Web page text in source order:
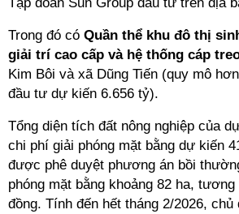
Trong đó có Quần thể khu đô thị
giải trí cao cấp và hệ thống cáp
Kim Bôi và xã Dũng Tiến (quy mô
đầu tư dự kiến 6.656 tỷ).
Tổng diện tích đất nông nghiệp của
chi phí giải phóng mặt bằng dự kiến
được phê duyệt phương án bồi
phóng mặt bằng khoảng 82 ha,
đồng. Tính đến hết tháng 2/2026, chủ